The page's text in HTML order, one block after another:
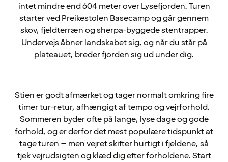
intet mindre end 604 meter over Lysefjorden. Turen
starter ved Preikestolen Basecamp og går gennem
skov, fjeldterræn og sherpa-byggede stentrapper.
Undervejs åbner landskabet sig, og når du står på
plateauet, breder fjorden sig ud under dig.
Stien er godt afmærket og tager normalt omkring fire
timer tur-retur, afhængigt af tempo og vejrforhold.
Sommeren byder ofte på lange, lyse dage og gode
forhold, og er derfor det mest populære tidspunkt at
tage turen – men vejret skifter hurtigt i fjeldene, så
tjek vejrudsigten og klæd dig efter forholdene. Start